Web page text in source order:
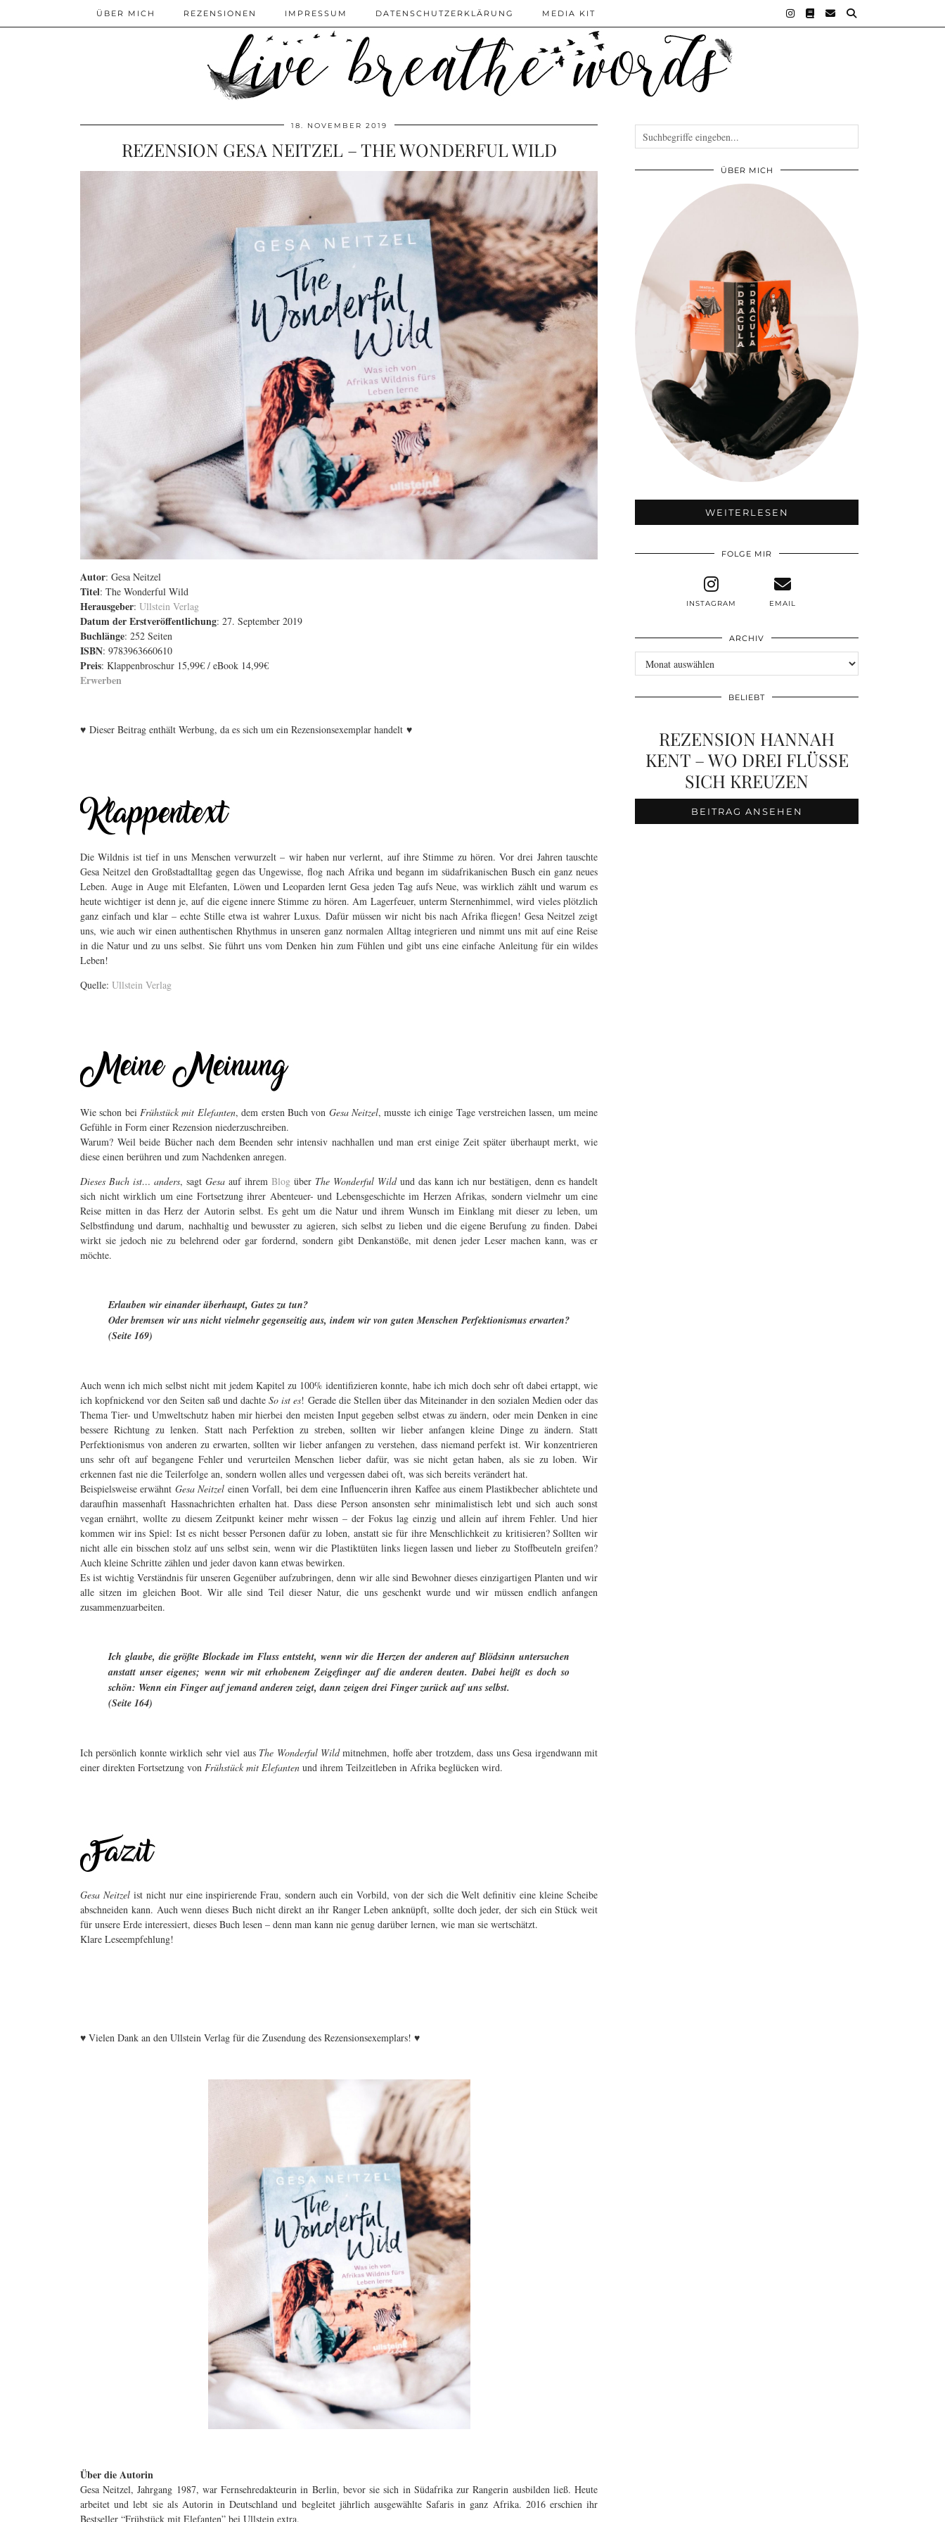
ÜBER MICH REZENSIONEN IMPRESSUM DATENSCHUTZERKLÄRUNG MEDIA KIT
18. NOVEMBER 2019
REZENSION GESA NEITZEL – THE WONDERFUL WILD
Autor: Gesa Neitzel
Titel: The Wonderful Wild
Herausgeber: Ullstein Verlag
Datum der Erstveröffentlichung: 27. September 2019
Buchlänge: 252 Seiten
ISBN: 9783963660610
Preis: Klappenbroschur 15,99€ / eBook 14,99€
Erwerben
♥ Dieser Beitrag enthält Werbung, da es sich um ein Rezensionsexemplar handelt ♥
Die Wildnis ist tief in uns Menschen verwurzelt – wir haben nur verlernt, auf ihre Stimme zu hören. Vor drei Jahren tauschte
Gesa Neitzel den Großstadtalltag gegen das Ungewisse, flog nach Afrika und begann im südafrikanischen Busch ein ganz neues
Leben. Auge in Auge mit Elefanten, Löwen und Leoparden lernt Gesa jeden Tag aufs Neue, was wirklich zählt und warum es
heute wichtiger ist denn je, auf die eigene innere Stimme zu hören. Am Lagerfeuer, unterm Sternenhimmel, wird vieles plötzlich
ganz einfach und klar – echte Stille etwa ist wahrer Luxus. Dafür müssen wir nicht bis nach Afrika fliegen! Gesa Neitzel zeigt
uns, wie auch wir einen authentischen Rhythmus in unseren ganz normalen Alltag integrieren und nimmt uns mit auf eine Reise
in die Natur und zu uns selbst. Sie führt uns vom Denken hin zum Fühlen und gibt uns eine einfache Anleitung für ein wildes
Leben!
Quelle: Ullstein Verlag
Wie schon beiFrühstück mit Elefanten, dem ersten Buch von Gesa Neitzel, musste ich einige Tage verstreichen lassen, um meine
Gefühle in Form einer Rezension niederzuschreiben.
Warum? Weil beide Bücher nach dem Beenden sehr intensiv nachhallen und man erst einige Zeit später überhaupt merkt, wie
diese einen berühren und zum Nachdenken anregen.
Dieses Buch ist… anders, sagt Gesa auf ihrem Blog über The Wonderful Wildund das kann ich nur bestätigen, denn es handelt
sich nicht wirklich um eine Fortsetzung ihrer Abenteuer- und Lebensgeschichte im Herzen Afrikas, sondern vielmehr um eine
Reise mitten in das Herz der Autorin selbst. Es geht um die Natur und ihrem Wunsch im Einklang mit dieser zu leben, um
Selbstfindung und darum, nachhaltig und bewusster zu agieren, sich selbst zu lieben und die eigene Berufung zu finden. Dabei
wirkt sie jedoch nie zu belehrend oder gar fordernd, sondern gibt Denkanstöße, mit denen jeder Leser machen kann, was er
möchte.
Erlauben wir einander überhaupt, Gutes zu tun?
Oder bremsen wir uns nicht vielmehr gegenseitig aus, indem wir von guten Menschen Perfektionismus erwarten?
(Seite 169)
Auch wenn ich mich selbst nicht mit jedem Kapitel zu 100% identifizieren konnte, habe ich mich doch sehr oft dabei ertappt, wie
ich kopfnickend vor den Seiten saß und dachteSo ist es! Gerade die Stellen über das Miteinander in den sozialen Medien oder das
Thema Tier- und Umweltschutz haben mir hierbei den meisten Input gegeben selbst etwas zu ändern, oder mein Denken in eine
bessere Richtung zu lenken. Statt nach Perfektion zu streben, sollten wir lieber anfangen kleine Dinge zu ändern. Statt
Perfektionismus von anderen zu erwarten, sollten wir lieber anfangen zu verstehen, dass niemand perfekt ist. Wir konzentrieren
uns sehr oft auf begangene Fehler und verurteilen Menschen lieber dafür, was sie nicht getan haben, als sie zu loben. Wir
erkennen fast nie die Teilerfolge an, sondern wollen alles und vergessen dabei oft, was sich bereits verändert hat.
Beispielsweise erwähnt Gesa Neitzel einen Vorfall, bei dem eine Influencerin ihren Kaffee aus einem Plastikbecher ablichtete und
daraufhin massenhaft Hassnachrichten erhalten hat. Dass diese Person ansonsten sehr minimalistisch lebt und sich auch sonst
vegan ernährt, wollte zu diesem Zeitpunkt keiner mehr wissen – der Fokus lag einzig und allein auf ihrem Fehler. Und hier
kommen wir ins Spiel: Ist es nicht besser Personen dafür zu loben, anstatt sie für ihre Menschlichkeit zu kritisieren? Sollten wir
nicht alle ein bisschen stolz auf uns selbst sein, wenn wir die Plastiktüten links liegen lassen und lieber zu Stoffbeuteln greifen?
Auch kleine Schritte zählen und jeder davon kann etwas bewirken.
Es ist wichtig Verständnis für unseren Gegenüber aufzubringen, denn wir alle sind Bewohner dieses einzigartigen Planten und wir
alle sitzen im gleichen Boot. Wir alle sind Teil dieser Natur, die uns geschenkt wurde und wir müssen endlich anfangen
zusammenzuarbeiten.
Ich glaube, die größte Blockade im Fluss entsteht, wenn wir die Herzen der anderen auf Blödsinn untersuchen
anstatt unser eigenes; wenn wir mit erhobenem Zeigefinger auf die anderen deuten. Dabei heißt es doch so
schön: Wenn ein Finger auf jemand anderen zeigt, dann zeigen drei Finger zurück auf uns selbst.
(Seite 164)
Ich persönlich konnte wirklich sehr viel aus The Wonderful Wildmitnehmen, hoffe aber trotzdem, dass uns Gesa irgendwann mit
einer direkten Fortsetzung von Frühstück mit Elefanten und ihrem Teilzeitleben in Afrika beglücken wird.
Gesa Neitzelist nicht nur eine inspirierende Frau, sondern auch ein Vorbild, von der sich die Welt definitiv eine kleine Scheibe
abschneiden kann. Auch wenn dieses Buch nicht direkt an ihr Ranger Leben anknüpft, sollte doch jeder, der sich ein Stück weit
für unsere Erde interessiert, dieses Buch lesen – denn man kann nie genug darüber lernen, wie man sie wertschätzt.
Klare Leseempfehlung!
♥ Vielen Dank an den Ullstein Verlag für die Zusendung des Rezensionsexemplars! ♥
Über die Autorin
Gesa Neitzel, Jahrgang 1987, war Fernsehredakteurin in Berlin, bevor sie sich in Südafrika zur Rangerin ausbilden ließ. Heute
arbeitet und lebt sie als Autorin in Deutschland und begleitet jährlich ausgewählte Safaris in ganz Afrika. 2016 erschien ihr
Bestseller “Frühstück mit Elefanten” bei Ullstein extra.
ÜBER MICH
WEITERLESEN
FOLGE MIR
INSTAGRAM EMAIL
ARCHIV
Archiv
BELIEBT
REZENSION HANNAH
KENT – WO DREI FLÜSSE
SICH KREUZEN
BEITRAG ANSEHEN